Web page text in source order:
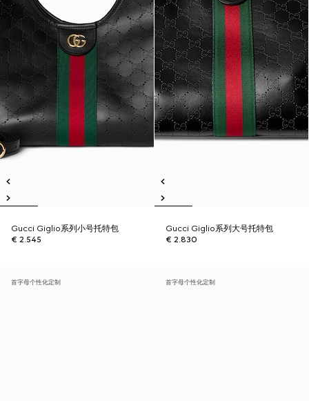
Gucci Giglio系列小号托特包
€ 2.545
Gucci Giglio系列大号托特包
€ 2.830
首字母个性化定制 首字母个性化定制